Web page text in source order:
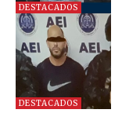
DESTACADOS
DESTACADOS